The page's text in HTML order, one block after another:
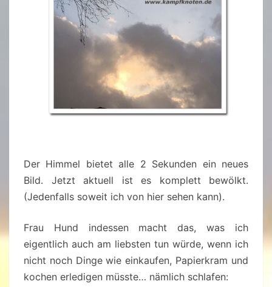
Der Himmel bietet alle 2 Sekunden ein neues
Bild. Jetzt aktuell ist es komplett bewölkt.
(Jedenfalls soweit ich von hier sehen kann).
Frau Hund indessen macht das, was ich
eigentlich auch am liebsten tun würde, wenn ich
nicht noch Dinge wie einkaufen, Papierkram und
kochen erledigen müsste… nämlich schlafen: